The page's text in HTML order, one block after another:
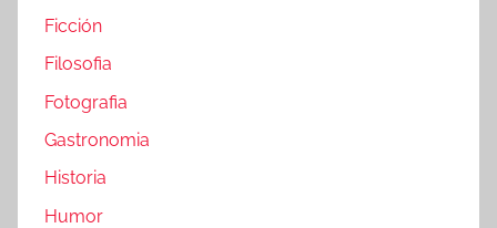
Ficción
Filosofia
Fotografia
Gastronomia
Historia
Humor